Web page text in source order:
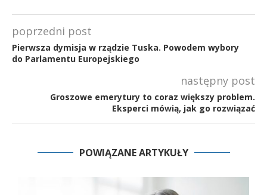
poprzedni post
Pierwsza dymisja w rządzie Tuska. Powodem wybory
do Parlamentu Europejskiego
następny post
Groszowe emerytury to coraz większy problem.
Eksperci mówią, jak go rozwiązać
POWIĄZANE ARTYKUŁY